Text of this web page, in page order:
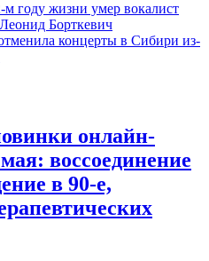
году жизни умер вокалист
Борткевич
концерты в Сибири из-
онлайн-
воссоединение
в 90-е,